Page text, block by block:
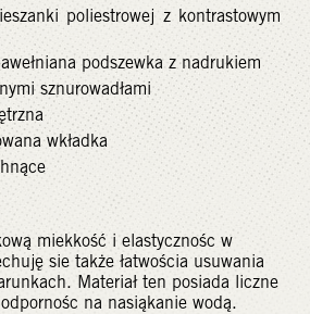
poliestrowej z kontrastowym
podszewka z nadrukiem
sznurowadłami
wkładka
miekkość i elastycznośc w
sie także łatwościa usuwania
Materiał ten posiada liczne
na nasiąkanie wodą.